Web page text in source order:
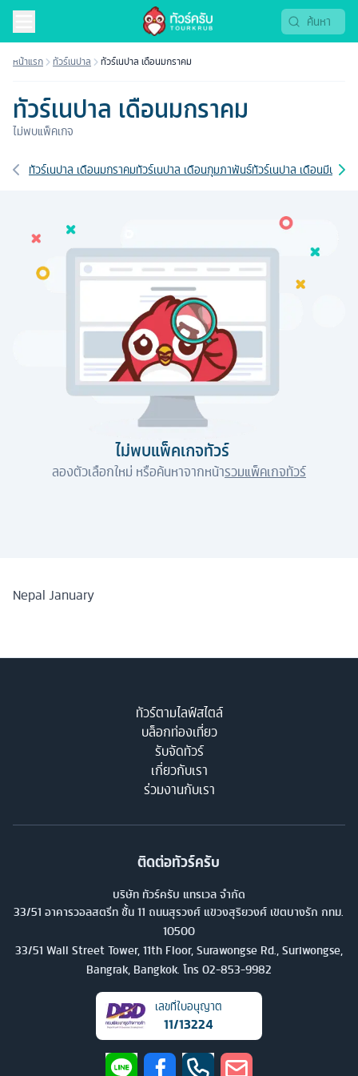
หน้าแรก ทัวร์เนปาล ทัวร์เนปาล เดือนมกราคม
ทัวร์เนปาล เดือนมกราคม
ไม่พบแพ็คเกจ
เส้นทางที่เกี่ยวข้อง
ทัวร์เนปาล เดือนมกราคมทัวร์เนปาล เดือนกุมภาพันธ์ทัวร์เนปาล เดือนมีนาคม
ไม่พบแพ็คเกจทัวร์
ลองตัวเลือกใหม่ หรือค้นหาจากหน้ารวมแพ็คเกจทัวร์
Nepal January
ทัวร์ตามไลฟ์สไตล์
บล็อกท่องเที่ยว
รับจัดทัวร์
เกี่ยวกับเรา
ร่วมงานกับเรา
ติดต่อทัวร์ครับ
บริษัท ทัวร์ครับ แทรเวล จำกัด
33/51 อาคารวอลสตรีท ชั้น 11 ถนนสุรวงศ์ แขวงสุริยวงศ์ เขตบางรัก กทม.
10500
33/51 Wall Street Tower, 11th Floor, Surawongse Rd., Suriwongse,
Bangrak, Bangkok. โทร 02-853-9982
เลขที่ใบอนุญาต
11/13224